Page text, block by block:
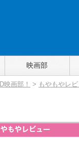
映画部
映画部！ > もやもやレ